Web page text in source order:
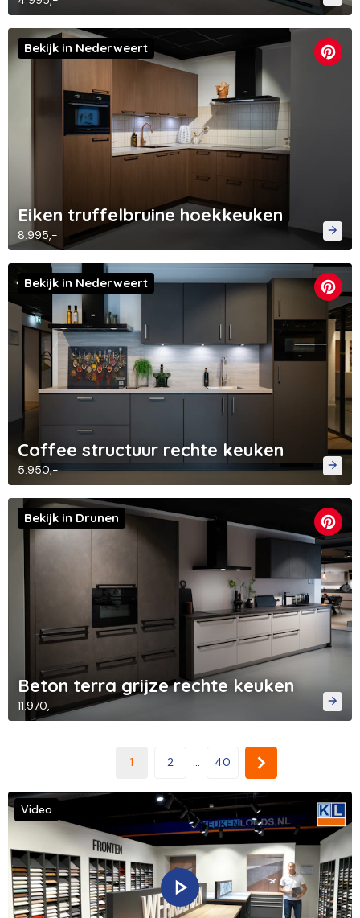
Eiken truffelbruine hoekkeuken
8.995,-
Bekijk in Nederweert
Coffee structuur rechte keuken
5.950,-
Bekijk in Nederweert
Beton terra grijze rechte keuken
11.970,-
Bekijk in Drunen
1 2 ... 40
Video